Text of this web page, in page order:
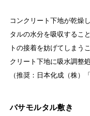
コンクリート下地が乾燥
タルの水分を吸収するこ
トの接着を妨げてしまう
クリート下地に吸水調整
（推奨：日本化成（株）
バサモルタル敷き